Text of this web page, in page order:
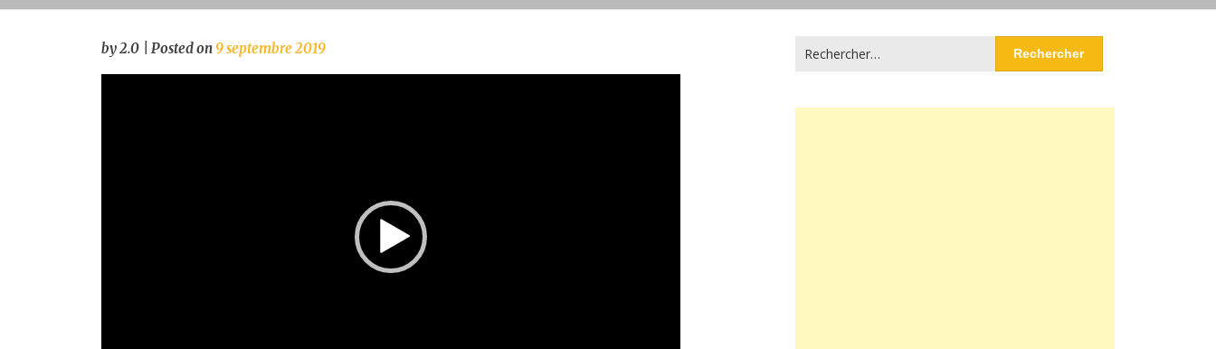
by2.0 Posted on 9 septembre 2019